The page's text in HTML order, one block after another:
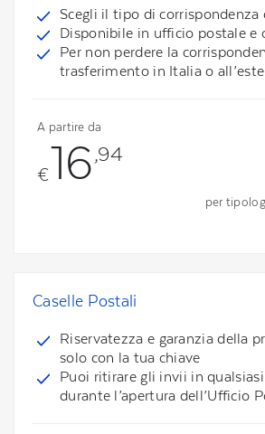
Scegli il tipo di corrispondenza
Disponibile in ufficio postale e
Per non perdere la
trasferimento in Italia o
A partire da
€16,94
per
Caselle Postali
Riservatezza e garanzia della
solo con la tua chiave
Puoi ritirare gli invii in
durante l’apertura dell’Ufficio